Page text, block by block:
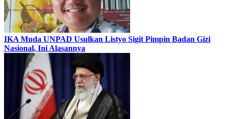
IKA Muda UNPAD Usulkan Listyo Sigit Pimpin Badan Gizi
Nasional, Ini Alasannya